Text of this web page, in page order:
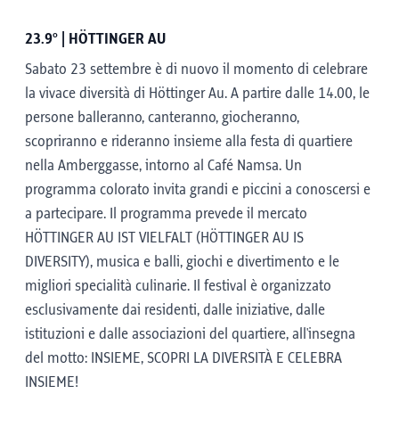
23.9° | HÖTTINGER AU
Sabato 23 settembre è di nuovo il momento di celebrare
la vivace diversità di Höttinger Au. A partire dalle 14.00, le
persone balleranno, canteranno, giocheranno,
scopriranno e rideranno insieme alla festa di quartiere
nella Amberggasse, intorno al Café Namsa. Un
programma colorato invita grandi e piccini a conoscersi e
a partecipare. Il programma prevede il mercato
HÖTTINGER AU IST VIELFALT (HÖTTINGER AU IS
DIVERSITY), musica e balli, giochi e divertimento e le
migliori specialità culinarie. Il festival è organizzato
esclusivamente dai residenti, dalle iniziative, dalle
istituzioni e dalle associazioni del quartiere, all'insegna
del motto: INSIEME, SCOPRI LA DIVERSITÀ E CELEBRA
INSIEME!